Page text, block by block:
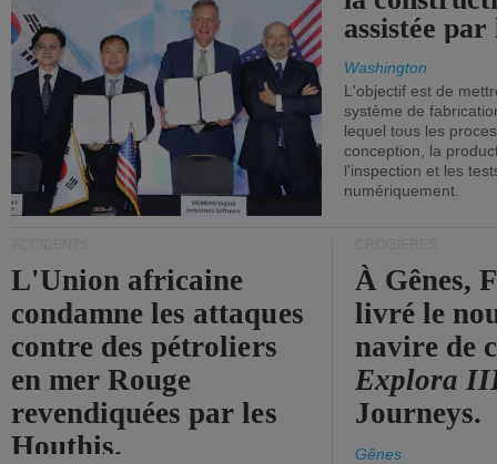
assistée
Washington
L'objectif est de
système de
lequel tous les
conception, la
l'inspection et les
numériquement.
L'Union africaine
condamne les attaques
contre des pétroliers
en mer Rouge
revendiquées par les
Houthis.
À Gênes,
livré le
navire de
Explora
Journeys.
Gênes